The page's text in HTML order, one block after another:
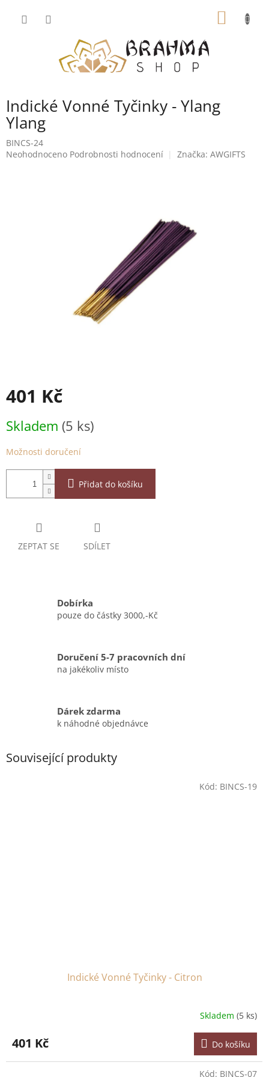
Indické Vonné Tyčinky - Ylang
Ylang
BINCS-24
Průměrné
Neohodnoceno Podrobnosti hodnocení Značka: AWGIFTS
401 Kč
cena:
Skladem (5 ks)
Možnosti doručení
Přidat do košíku
ZEPTAT SE SDÍLET
Dobírka
pouze do částky 3000,-Kč
Doručení 5-7 pracovních dní
na jakékoliv místo
Dárek zdarma
k náhodné objednávce
Související produkty
Indické Vonné Tyčinky - Citron
Skladem (5 ks)
401 Kč Do košíku
Kód: BINCS-19
Kód: BINCS-07